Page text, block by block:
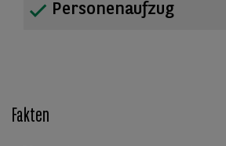
Personenaufzug
Fakten